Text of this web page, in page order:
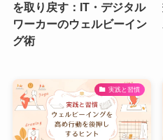
を取り戻す：IT・デジタル
ワーカーのウェルビーイン
グ術
実践と習慣